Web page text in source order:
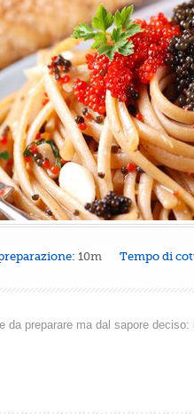
10m Tempo di
da preparare ma dal sapore